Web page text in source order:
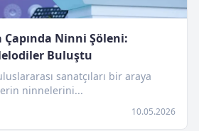
Ninni Şöleni:
Buluştu
sanatçıları bir araya
ninnelerini...
10.05.2026